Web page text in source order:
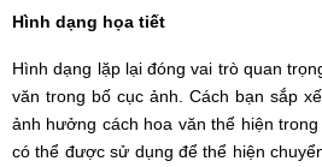
Hình dạng họa tiết
Hình dạng lặp lại đóng vai trò quan
văn trong bố cục ảnh. Cách bạn sắp
ảnh hưởng cách hoa văn thể hiện
có thể được sử dụng để thể hiện